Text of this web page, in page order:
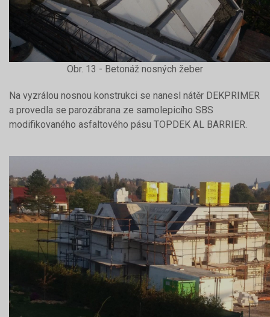
Obr. 13 - Betonáž nosných žeber
Na vyzrálou nosnou konstrukci se nanesl nátěr DEKPRIMER
a provedla se parozábrana ze samolepicího SBS
modifikovaného asfaltového pásu TOPDEK AL BARRIER.